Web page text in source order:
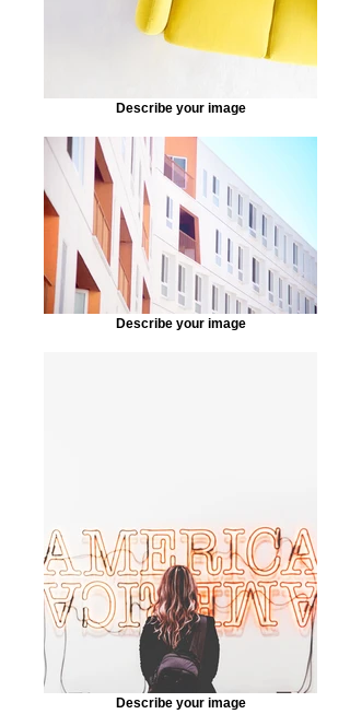
Describe your image
Describe your image
Describe your image